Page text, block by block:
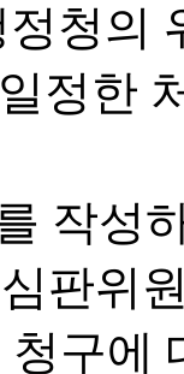
청의
정한